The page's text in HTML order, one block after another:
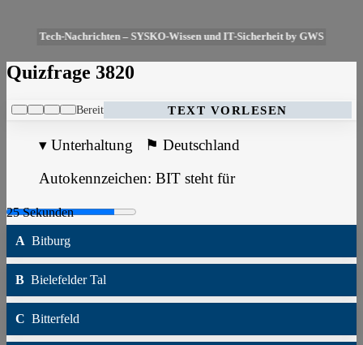
Tech-Nachrichten – SYSKO-Wissen und IT-Sicherheit by GWS
Quizfrage 3820
Bereit TEXT VORLESEN
▾ Unterhaltung ⚑ Deutschland
Autokennzeichen: BIT steht für
A Bitburg
B Bielefelder Tal
C Bitterfeld